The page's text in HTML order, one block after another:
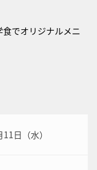
でオリジナルメニ
日（水）